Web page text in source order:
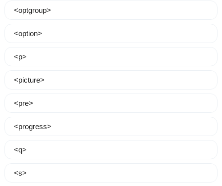
<optgroup>
<option>
<p>
<picture>
<pre>
<progress>
<q>
<s>